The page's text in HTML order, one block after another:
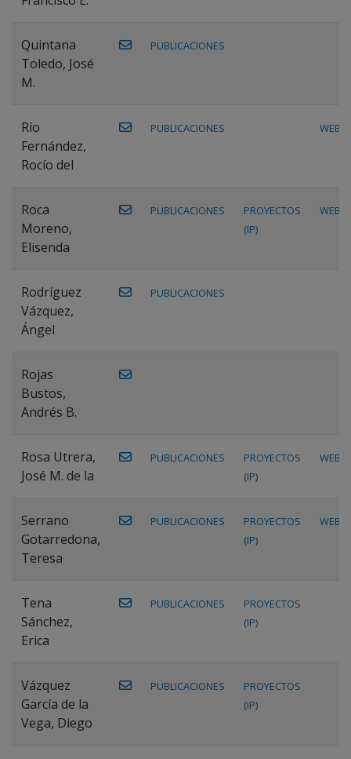
Quintana
Toledo, José
M.
PUBLICACIONES
Río
Fernández,
Rocío del
PUBLICACIONES WEB
Roca
Moreno,
Elisenda
PUBLICACIONES
PROYECTOS
(IP)
WEB
Rodríguez
Vázquez,
Ángel
PUBLICACIONES
Rojas
Bustos,
Andrés B.
Rosa Utrera,
José M. de la
PUBLICACIONES
PROYECTOS
(IP)
WEB
Serrano
Gotarredona,
Teresa
PUBLICACIONES
PROYECTOS
(IP)
WEB
Tena
Sánchez,
Erica
PUBLICACIONES
PROYECTOS
(IP)
Vázquez
García de la
Vega, Diego
PUBLICACIONES
PROYECTOS
(IP)